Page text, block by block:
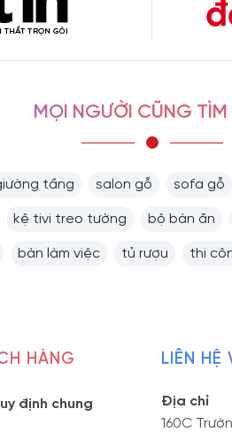
MỌI NGƯỜI CŨNG TÌM
tầng salon gỗ sofa gỗ
kệ tivi treo tường bộ bàn ăn
bàn làm việc tủ rượu thi
HÀNG
định chung
LIÊN HỆ
Địa chỉ
160C